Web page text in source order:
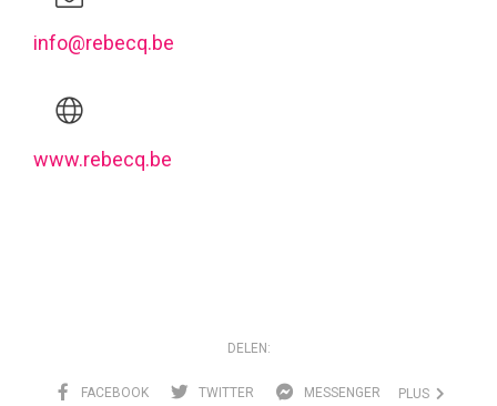
info@rebecq.be
www.rebecq.be
DELEN:
FACEBOOK TWITTER MESSENGER PLUS